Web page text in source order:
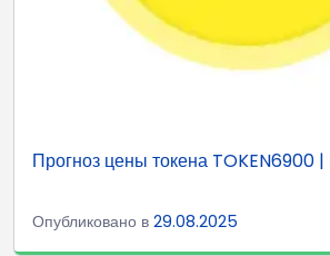
Прогноз цены токена TOKEN6900 |
Опубликовано в 29.08.2025